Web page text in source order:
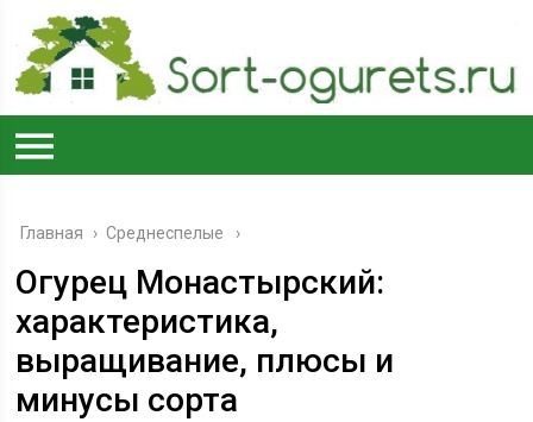
Главная › Среднеспелые
Огурец Монастырский:
характеристика,
выращивание, плюсы и
минусы сорта